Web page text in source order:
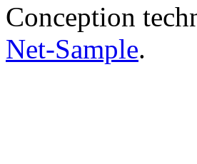
Conception
Net-Sample.